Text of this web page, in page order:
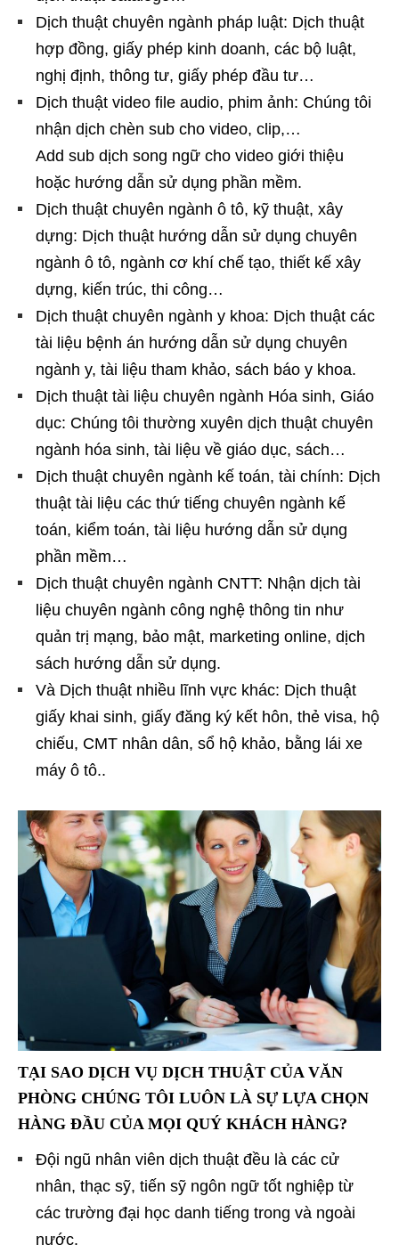
Dịch thuật chuyên ngành pháp luật: Dịch thuật
hợp đồng, giấy phép kinh doanh, các bộ luật,
nghị định, thông tư, giấy phép đầu tư…
Dịch thuật video file audio, phim ảnh: Chúng tôi
nhận dịch chèn sub cho video, clip,…
Add sub dịch song ngữ cho video giới thiệu
hoặc hướng dẫn sử dụng phần mềm.
Dịch thuật chuyên ngành ô tô, kỹ thuật, xây
dựng: Dịch thuật hướng dẫn sử dụng chuyên
ngành ô tô, ngành cơ khí chế tạo, thiết kế xây
dựng, kiến trúc, thi công…
Dịch thuật chuyên ngành y khoa: Dịch thuật các
tài liệu bệnh án hướng dẫn sử dụng chuyên
ngành y, tài liệu tham khảo, sách báo y khoa.
Dịch thuật tài liệu chuyên ngành Hóa sinh, Giáo
dục: Chúng tôi thường xuyên dịch thuật chuyên
ngành hóa sinh, tài liệu về giáo dục, sách…
Dịch thuật chuyên ngành kế toán, tài chính: Dịch
thuật tài liệu các thứ tiếng chuyên ngành kế
toán, kiểm toán, tài liệu hướng dẫn sử dụng
phần mềm…
Dịch thuật chuyên ngành CNTT: Nhận dịch tài
liệu chuyên ngành công nghệ thông tin như
quản trị mạng, bảo mật, marketing online, dịch
sách hướng dẫn sử dụng.
Và Dịch thuật nhiều lĩnh vực khác: Dịch thuật
giấy khai sinh, giấy đăng ký kết hôn, thẻ visa, hộ
chiếu, CMT nhân dân, sổ hộ khảo, bằng lái xe
máy ô tô..
TẠI SAO DỊCH VỤ DỊCH THUẬT CỦA VĂN
PHÒNG CHÚNG TÔI LUÔN LÀ SỰ LỰA CHỌN
HÀNG ĐẦU CỦA MỌI QUÝ KHÁCH HÀNG?
Đội ngũ nhân viên dịch thuật đều là các cử
nhân, thạc sỹ, tiến sỹ ngôn ngữ tốt nghiệp từ
các trường đại học danh tiếng trong và ngoài
nước.